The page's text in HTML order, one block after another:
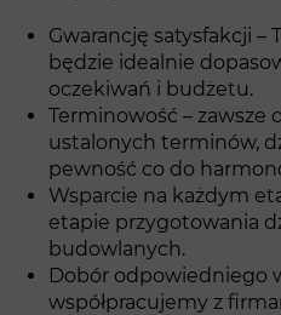
Gwarancję satysfakcji –
będzie idealnie
oczekiwań i budżetu.
Terminowość –
ustalonych terminów,
pewność co do
Wsparcie na każdym
etapie przygotowania
budowlanych.
Dobór odpowiedniego
współpracujemy z